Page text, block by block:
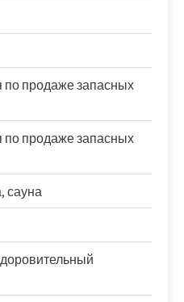
по продаже запасных
по продаже запасных
сауна